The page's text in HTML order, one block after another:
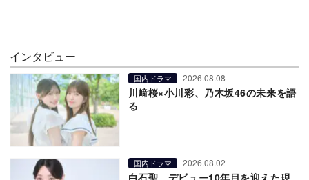
インタビュー
国内ドラマ 2026.08.08
川﨑桜×小川彩、乃木坂46の未来を語
る
国内ドラマ 2026.08.02
白石聖、デビュー10年目を迎えた現